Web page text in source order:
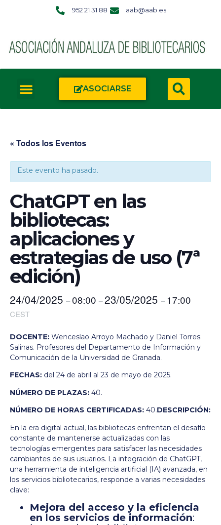
952 21 31 88 aab@aab.es
ASOCIARSE
« Todos los Eventos
Este evento ha pasado.
ChatGPT en las
bibliotecas:
aplicaciones y
estrategias de uso (7ª
edición)
24/04/2025 –08:00 –23/05/2025 – 17:00
CEST
DOCENTE: Wenceslao Arroyo Machado y Daniel Torres
Salinas. Profesores del Departamento de Información y
Comunicación de la Universidad de Granada.
FECHAS: del 24 de abril al 23 de mayo de 2025.
NÚMERO DE PLAZAS: 40.
NÚMERO DE HORAS CERTIFICADAS: 40.DESCRIPCIÓN:
En la era digital actual, las bibliotecas enfrentan el desafío
constante de mantenerse actualizadas con las
tecnologías emergentes para satisfacer las necesidades
cambiantes de sus usuarios. La integración de ChatGPT,
una herramienta de inteligencia artificial (IA) avanzada, en
los servicios bibliotecarios, responde a varias necesidades
clave:
Mejora del acceso y la eficiencia
en los servicios de información: